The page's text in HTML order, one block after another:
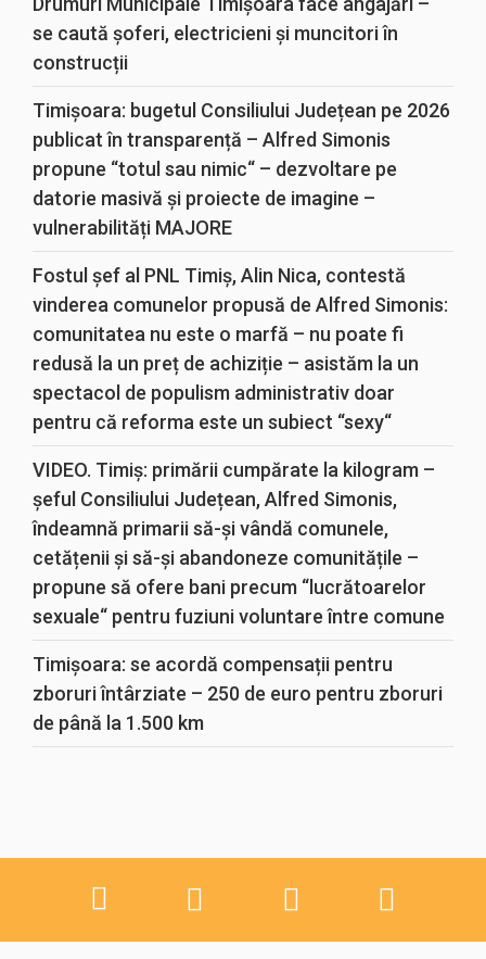
se caută șoferi, electricieni și muncitori în
construcții
Timișoara: bugetul Consiliului Județean pe 2026
publicat în transparență – Alfred Simonis
propune “totul sau nimic“ – dezvoltare pe
datorie masivă și proiecte de imagine –
vulnerabilități MAJORE
Fostul șef al PNL Timiș, Alin Nica, contestă
vinderea comunelor propusă de Alfred Simonis:
comunitatea nu este o marfă – nu poate fi
redusă la un preț de achiziție – asistăm la un
spectacol de populism administrativ doar
pentru că reforma este un subiect “sexy“
VIDEO. Timiș: primării cumpărate la kilogram –
șeful Consiliului Județean, Alfred Simonis,
îndeamnă primarii să-și vândă comunele,
cetățenii și să-și abandoneze comunitățile –
propune să ofere bani precum “lucrătoarelor
sexuale“ pentru fuziuni voluntare între comune
Timișoara: se acordă compensații pentru
zboruri întârziate – 250 de euro pentru zboruri
de până la 1.500 km